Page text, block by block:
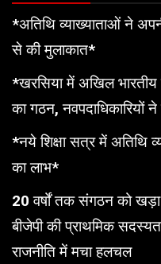
*अतिथि व्याख्याताओं ने
से की मुलाकात*
*खरसिया में अखिल भारतीय
का गठन, नवपदाधिकारियों ने
*नये शिक्षा सत्र में अतिथि
का लाभ*
20 वर्षों तक संगठन को
बीजेपी की प्राथमिक
राजनीति में मचा हलचल